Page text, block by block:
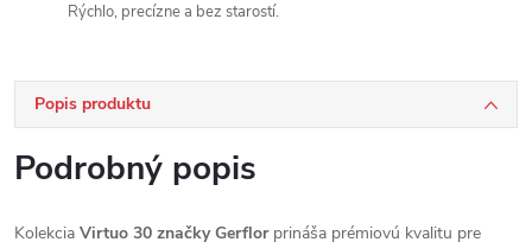
Rýchlo, precízne a bez starostí.
Popis produktu
Podrobný popis
Kolekcia Virtuo 30 značky Gerflorprináša prémiovú kvalitu pre